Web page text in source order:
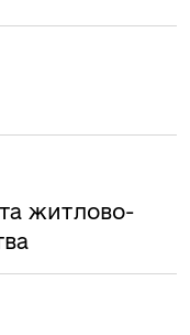
житлово-